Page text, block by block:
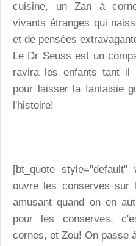
cuisine, un Zan à
vivants étranges qui
et de pensées
Le Dr Seuss est un
ravira les enfants tant il
pour laisser la fantaisie
l'histoire!
[bt_quote
ouvre les conserves sur
amusant quand on en
pour les conserves,
cornes, et Zou! On passe